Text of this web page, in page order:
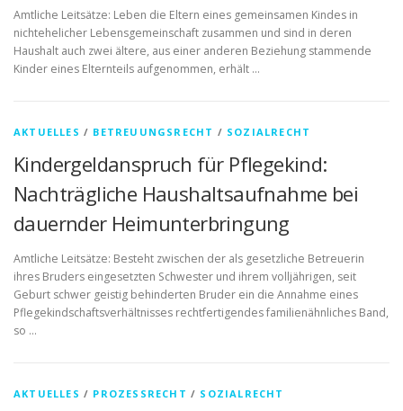
Amtliche Leitsätze: Leben die Eltern eines gemeinsamen Kindes in
nichtehelicher Lebensgemeinschaft zusammen und sind in deren
Haushalt auch zwei ältere, aus einer anderen Beziehung stammende
Kinder eines Elternteils aufgenommen, erhält …
AKTUELLES / BETREUUNGSRECHT / SOZIALRECHT
Kindergeldanspruch für Pflegekind:
Nachträgliche Haushaltsaufnahme bei
dauernder Heimunterbringung
Amtliche Leitsätze: Besteht zwischen der als gesetzliche Betreuerin
ihres Bruders eingesetzten Schwester und ihrem volljährigen, seit
Geburt schwer geistig behinderten Bruder ein die Annahme eines
Pflegekindschaftsverhältnisses rechtfertigendes familienähnliches Band,
so …
AKTUELLES / PROZESSRECHT / SOZIALRECHT